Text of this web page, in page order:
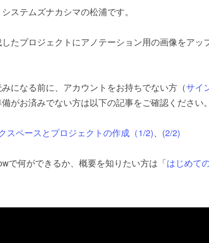
ステムズナカシマの松浦です。
たプロジェクトにアノテーション用の画像をア
になる前に、アカウントをお持ちでない方（サイ
がお済みでない方は以下の記事をご確認ください
スペースとプロジェクトの作成（1/2)、 (2/2)
で何ができるか、概要を知りたい方は「はじめて